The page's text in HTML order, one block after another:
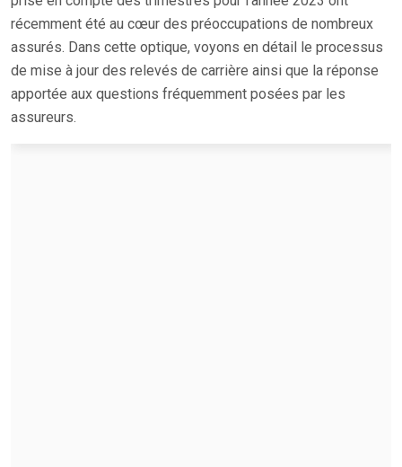
récemment été au cœur des préoccupations de nombreux
assurés. Dans cette optique, voyons en détail le processus
de mise à jour des relevés de carrière ainsi que la réponse
apportée aux questions fréquemment posées par les
assureurs.